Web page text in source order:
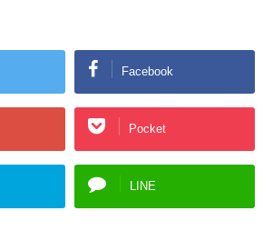
Facebook
Pocket
LINE